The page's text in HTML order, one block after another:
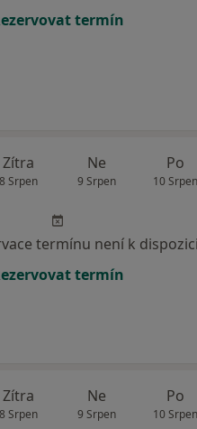
termín
Zítra
8 Srpen
Ne
9 Srpen
Po
10 Srpen
termínu není k dispozici
termín
Zítra
8 Srpen
Ne
9 Srpen
Po
10 Srpen